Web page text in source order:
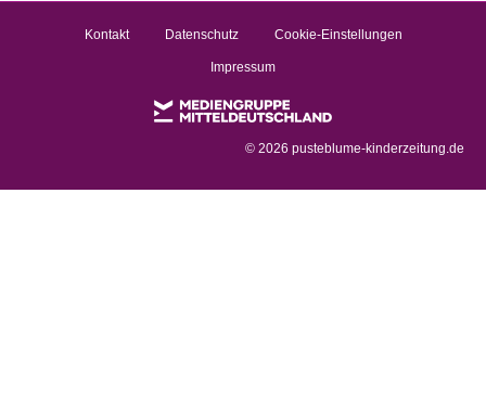
Kontakt Datenschutz Cookie-Einstellungen
Impressum
© 2026 pusteblume-kinderzeitung.de